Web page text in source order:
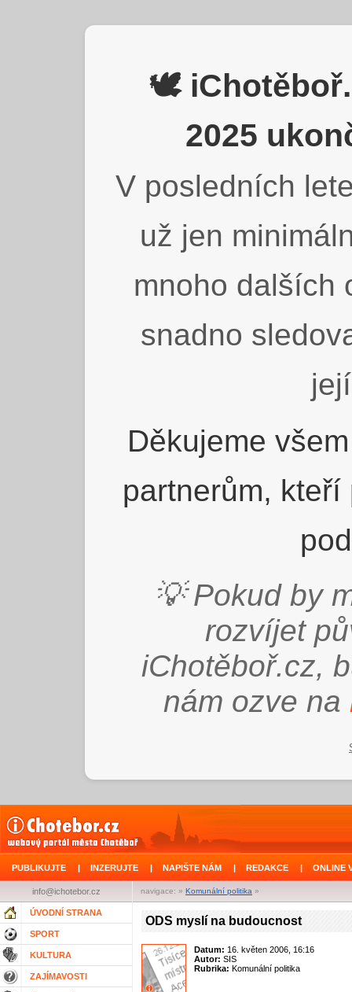
🕊️
2025
V posledních
už jen
mnoho dalších
snadno
Děkujeme
partnerům,
💡 Pokud by
rozvíjet
iChotěboř.cz,
nám ozve na
PUBLIKUJTE | INZERUJTE | NAPIŠTE NÁM | REDAKCE | ONLINE
navigace: » Komunální politika »
info@ichotebor.cz
ÚVODNÍ STRANA
SPORT
KULTURA
ZAJÍMAVOSTI
ODS myslí na budoucnost
Datum: 16. květen 2006, 16:16
Autor: SIS
Rubrika: Komunální politika